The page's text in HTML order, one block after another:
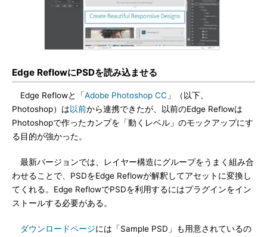
Edge ReflowにPSDを読み込ませる
Edge Reflowと「Adobe Photoshop CC 」（以下、
Photoshop）は以前から連携できたが、以前のEdge Reflowは
Photoshopで作ったカンプを「動くレベル」のモックアップにす
る目的が強かった。
最新バージョンでは、レイヤー構造にグループをうまく組み合
わせることで、PSDをEdge Reflowが解釈してアセットに変換し
てくれる。Edge ReflowでPSDを利用するにはプラグインをイン
ストールする必要がある。
ダウンロードページには「Sample PSD」も用意されているの